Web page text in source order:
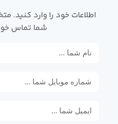
اطلاعات خود را وارد کنید.
شما تماس